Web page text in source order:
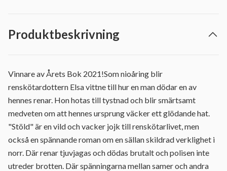
Produktbeskrivning
Vinnare av Årets Bok 2021!Som nioåring blir
renskötardottern Elsa vittne till hur en man dödar en av
hennes renar. Hon hotas till tystnad och blir smärtsamt
medveten om att hennes ursprung väcker ett glödande hat.
"Stöld" är en vild och vacker jojk till renskötarlivet, men
också en spännande roman om en sällan skildrad verklighet i
norr. Där renar tjuvjagas och dödas brutalt och polisen inte
utreder brotten. Där spänningarna mellan samer och andra